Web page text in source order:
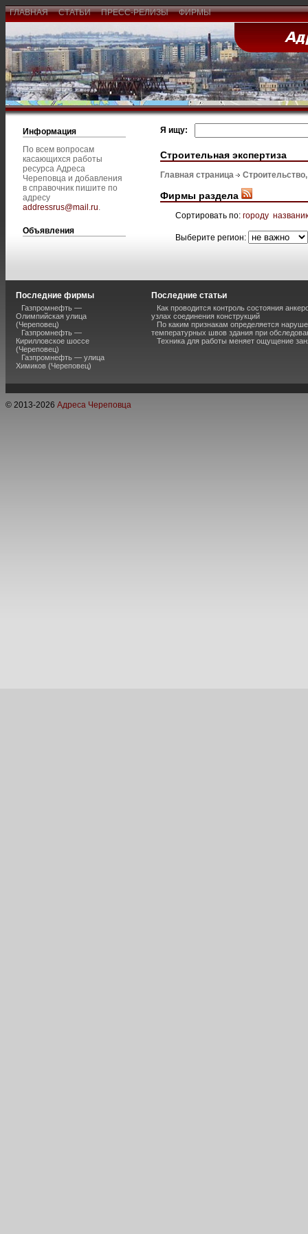
ГЛАВНАЯ СТАТЬИ ПРЕСС-РЕЛИЗЫ ФИРМЫ
Информация
По всем вопросам
касающихся работы
ресурса Адреса
Череповца и добавления
в справочник пишите по
адресу
addressrus@mail.ru.
Объявления
Я ищу:
Строительная экспертиза
Главная страница
Фирмы раздела
Сортировать по: городу
Выберите регион:
Последние фирмы
Газпромнефть —
Олимпийская улица
(Череповец)
Газпромнефть —
Кирилловское шоссе
(Череповец)
Газпромнефть — улица
Химиков (Череповец)
Последние статьи
Как проводится контроль состояния
узлах соединения конструкций
По каким признакам определяется
температурных швов здания при
Техника для работы меняет ощущение
© 2013-2026 Адреса Череповца